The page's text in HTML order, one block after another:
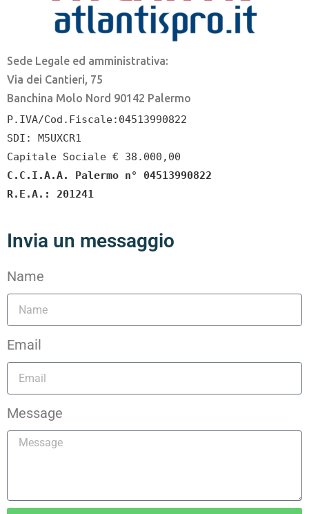
Sede Legale ed amministrativa:
Via dei Cantieri, 75
Banchina Molo Nord 90142 Palermo
P.IVA/Cod.Fiscale:04513990822
SDI: M5UXCR1
Capitale Sociale € 38.000,00
C.C.I.A.A. Palermo n° 04513990822
R.E.A.: 201241
Invia un messaggio
Name
Email
Message